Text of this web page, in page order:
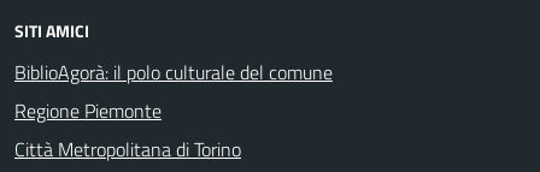
SITI AMICI
BiblioAgorà: il polo culturale del comune
Regione Piemonte
Città Metropolitana di Torino